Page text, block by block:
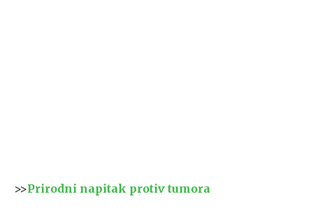
>>Prirodni napitak protiv tumora